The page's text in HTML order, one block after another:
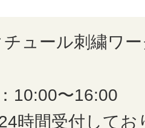
チュール刺繍ワ
10:00〜16:00
時間受付してお